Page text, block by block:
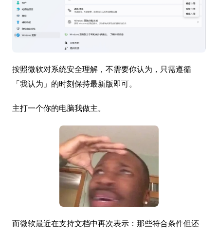
按照微软对系统安全理解，不需要你认为，只需遵循
「我认为」的时刻保持最新版即可。
主打一个你的电脑我做主。
而微软最近在支持文档中再次表示：那些符合条件但还